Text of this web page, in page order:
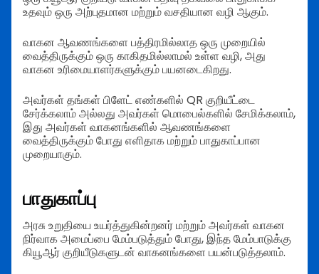
உதவும் ஒரு அற்புதமான மற்றும் வசதியான வழி ஆகும்.
வாகன ஆவணங்களை பத்திரமில்லாத ஒரு முறையில்
வைத்திருக்கும் ஒரு காகிதமில்லாமல் உள்ள வழி, அது
வாகன உரிமையாளர்களுக்கும் பயனடைகிறது.
அவர்கள் தங்கள் பிளேட் எண்களில் QR குறியீட்டை
சேர்க்கலாம் அல்லது அவர்கள் மொபைல்களில் சேமிக்கலாம்,
இது அவர்கள் வாகனங்களில் ஆவணங்களை
வைத்திருக்கும் போது எளிதாக மற்றும் பாதுகாப்பான
முறையாகும்.
பாதுகாப்பு
அரசு உறுதியை உயர்த்துகின்றனர் மற்றும் அவர்கள் வாகன
நிர்வாக அமைப்பை மேம்படுத்தும் போது, இந்த மேம்பாடுக்கு
கியூஆர் குறியீடுகளுடன் வாகனங்களை பயன்படுத்தலாம்.